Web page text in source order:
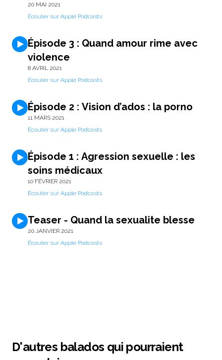
20 MAI 2021
Écouter sur Apple Podcasts
Épisode 3 : Quand amour rime avec
violence
8 AVRIL 2021
Écouter sur Apple Podcasts
Épisode 2 : Vision d’ados : la porno
11 MARS 2021
Écouter sur Apple Podcasts
Épisode 1 : Agression sexuelle : les
soins médicaux
10 FÉVRIER 2021
Écouter sur Apple Podcasts
Teaser - Quand la sexualite blesse
20 JANVIER 2021
Écouter sur Apple Podcasts
D'autres balados qui pourraient